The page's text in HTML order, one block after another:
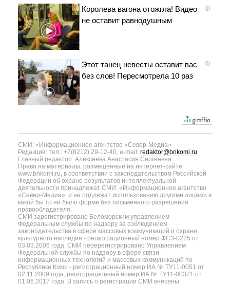
i
Королева вагона отожгла! Видео
не оставит равнодушным
i
Этот танец невесты оставит вас
без слов! Пересмотрела 10 раз
СМИ: «Информационное агентство «Север-Медиа»
Редакция: тел.: +7(8212) 29-12-40, e-mail: redaktor@bnkomi.ru
Главный редактор: Алексеева Анастасия Сергеевна.
Права на материалы, размещённые на интернет-сайте
www.bnkomi.ru, в соответствии с законодательством Российской
Федерации об охране результатов интеллектуальной
деятельности принадлежат СМИ: «Информационное агентство
«Север-Медиа», и не подлежат использованию другими лицами в
какой бы то ни было форме без письменного разрешения
правообладателя.
СМИ зарегистрировано Беломорским управлением
Федеральным службы по надзору за соблюдением
законодательства в сфере массовых коммуникаций и охране
культурного наследия - регистрационный номер ФС3-0225 от
03.03.2006 года. СМИ перерегистрировано Управлением
Федеральной службы по надзору в сфере связи,
информационных технологий и массовых коммуникаций по
Республике Коми - регистрационный номер ИА № ТУ11-0051 от
02.11.2009 года, регистрационный номер ИА № ТУ11-00371 от
01.06.2017 года. В запись о регистрации СМИ внесены